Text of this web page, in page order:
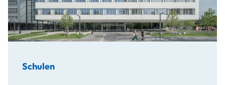
Schulen